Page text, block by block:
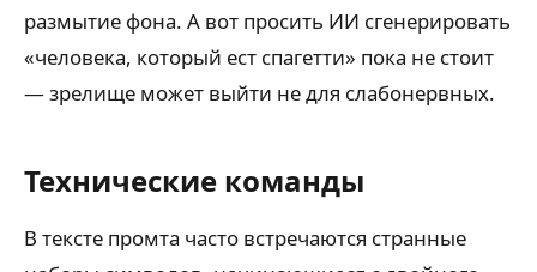
размытие фона. А вот просить ИИ сгенерировать
«человека, который ест спагетти» пока не стоит
— зрелище может выйти не для слабонервных.
Технические команды
В тексте промта часто встречаются странные